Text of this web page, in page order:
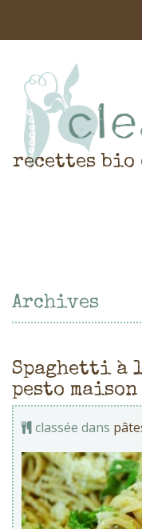
recettes bio
Archives
Spaghetti à
pesto maison
classée dans